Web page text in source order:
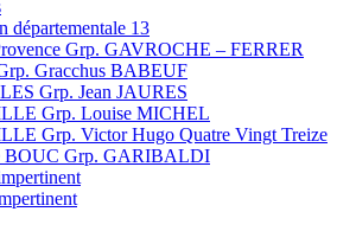
départementale 13
Grp. GAVROCHE – FERRER
Gracchus BABEUF
Grp. Jean JAURES
Grp. Louise MICHEL
Grp. Victor Hugo Quatre Vingt Treize
BOUC Grp. GARIBALDI